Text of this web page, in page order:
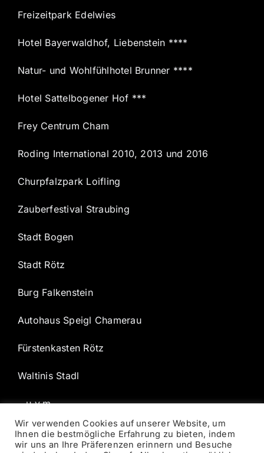
Freizeitpark Edelwies
Hotel Bayerwaldhof, Liebenstein ****
Natur- und Wohlfühlhotel Brunner ****
Hotel Sattelbogener Hof ***
Frey Centrum Cham
Roding International 2010, 2013 und 2016
Churpfalzpark Loifling
Zauberfestival Straubing
Stadt Bogen
Stadt Rötz
Burg Falkenstein
Autohaus Speigl Chamerau
Fürstenkasten Rötz
Waltinis Stadl
…u.v.m.
Wir verwenden Cookies auf unserer Website, um
Ihnen die bestmögliche Erfahrung zu bieten, indem
wir uns an Ihre Präferenzen erinnern und Besuche